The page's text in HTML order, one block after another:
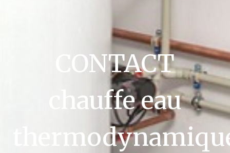
CONTACT
chauffe eau